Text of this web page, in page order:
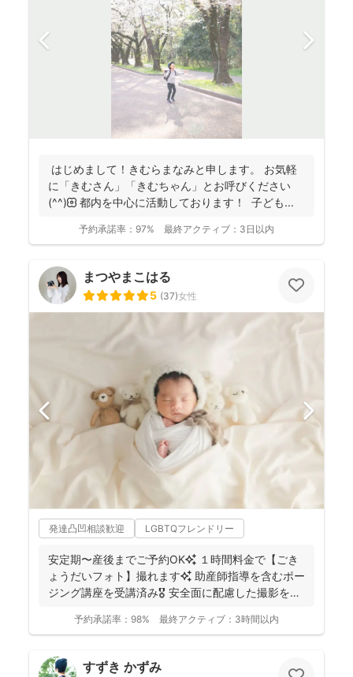
はじめまして！きむらまなみと申します。 お気軽
に「きむさん」「きむちゃん」とお呼びください
(^^)🌼 都内を中心に活動しております！ 子ども...
予約承諾率： 97% 最終アクティブ： 3日以内
まつやまこはる
5 (37)女性
発達凸凹相談歓迎 LGBTQフレンドリー
安定期〜産後までご予約OK✨ １時間料金で【ごき
ょうだいフォト】撮れます✨ 助産師指導を含むポー
ジング講座を受講済み🎖️ 安全面に配慮した撮影を行
予約承諾率： 98% 最終アクティブ： 3時間以内
すずき かずみ